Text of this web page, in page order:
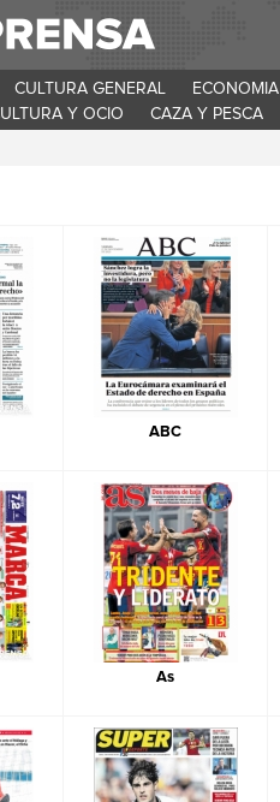
CULTURA GENERAL
Y OCIO CAZA Y PESCA
ABC
As